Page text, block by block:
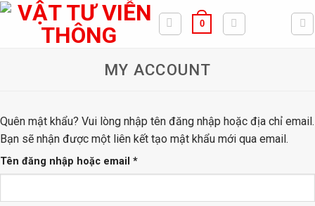
Bỏ
0
MY ACCOUNT
Quên mật khẩu? Vui lòng nhập tên đăng nhập hoặc địa chỉ email.
Bạn sẽ nhận được một liên kết tạo mật khẩu mới qua email.
Tên đăng nhập hoặc email *Bắt
buộc